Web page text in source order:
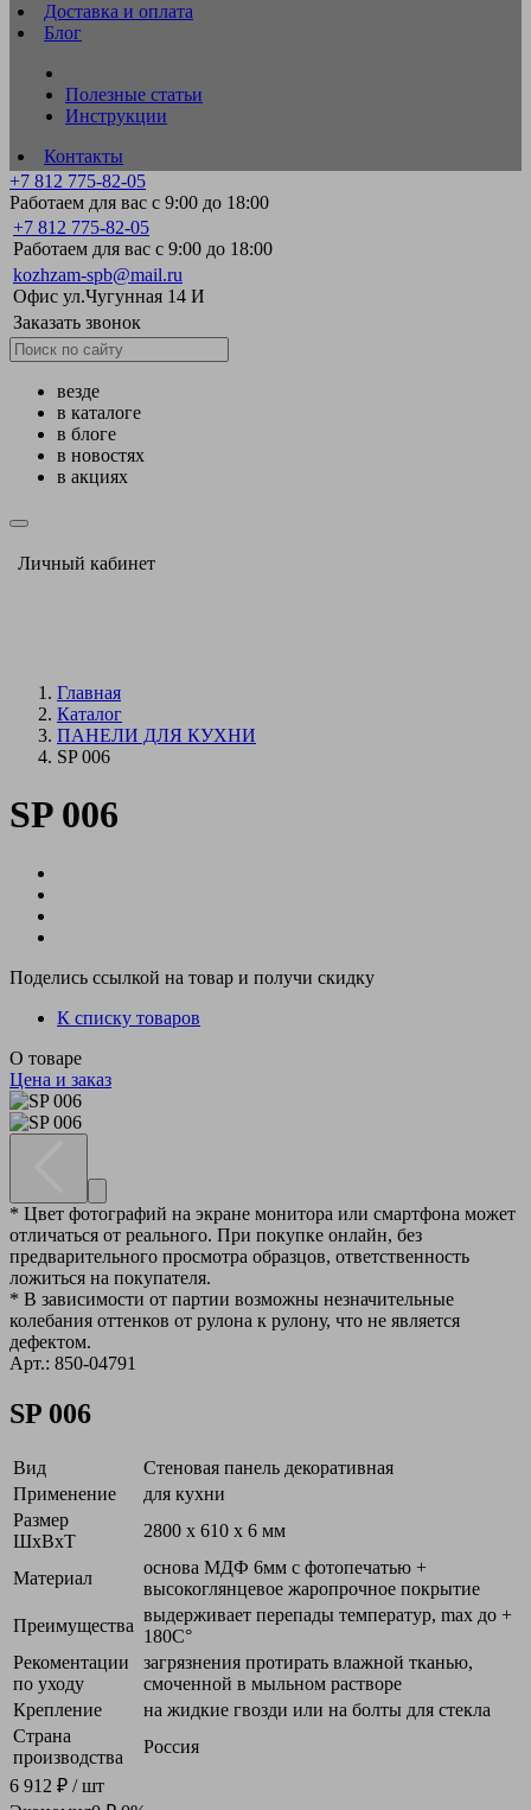
Доставка и оплата
Блог
Полезные статьи
Инструкции
Контакты
+7 812 775-82-05
Работаем для вас с 9:00 до 18:00
+7 812 775-82-05
Работаем для вас с 9:00 до 18:00
kozhzam-spb@mail.ru
Офис ул.Чугунная 14 И
Заказать звонок
везде
в каталоге
в блоге
в новостях
в акциях
Личный кабинет
Главная
Каталог
ПАНЕЛИ ДЛЯ КУХНИ
SP 006
SP 006
Поделись ссылкой на товар и получи скидку
К списку товаров
О товаре
Цена и заказ
* Цвет фотографий на экране монитора или смартфона может
отличаться от реального. При покупке онлайн, без
предварительного просмотра образцов, ответственность
ложиться на покупателя.
* В зависимости от партии возможны незначительные
колебания оттенков от рулона к рулону, что не является
дефектом.
Арт.: 850-04791
SP 006
Вид
Стеновая панель декоративная
Применение
для кухни
Размер
ШxВxТ
2800 х 610 х 6 мм
Материал
основа МДФ 6мм с фотопечатью +
высокоглянцевое жаропрочное покрытие
Преимущества
выдерживает перепады температур, max до +
180С°
Рекоментации
по уходу
загрязнения протирать влажной тканью,
смоченной в мыльном растворе
Крепление
на жидкие гвозди или на болты для стекла
Страна
производства
Россия
6 912 ₽ / шт